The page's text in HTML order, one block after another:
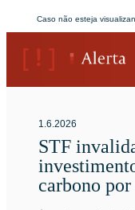
‌Caso não esteja
1.6.2026
STF
carbono por